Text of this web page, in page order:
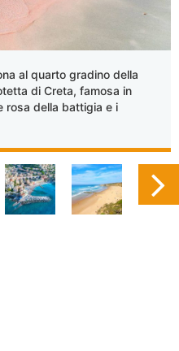
al quarto gradino della
di Creta, famosa in
rosa della battigia e i